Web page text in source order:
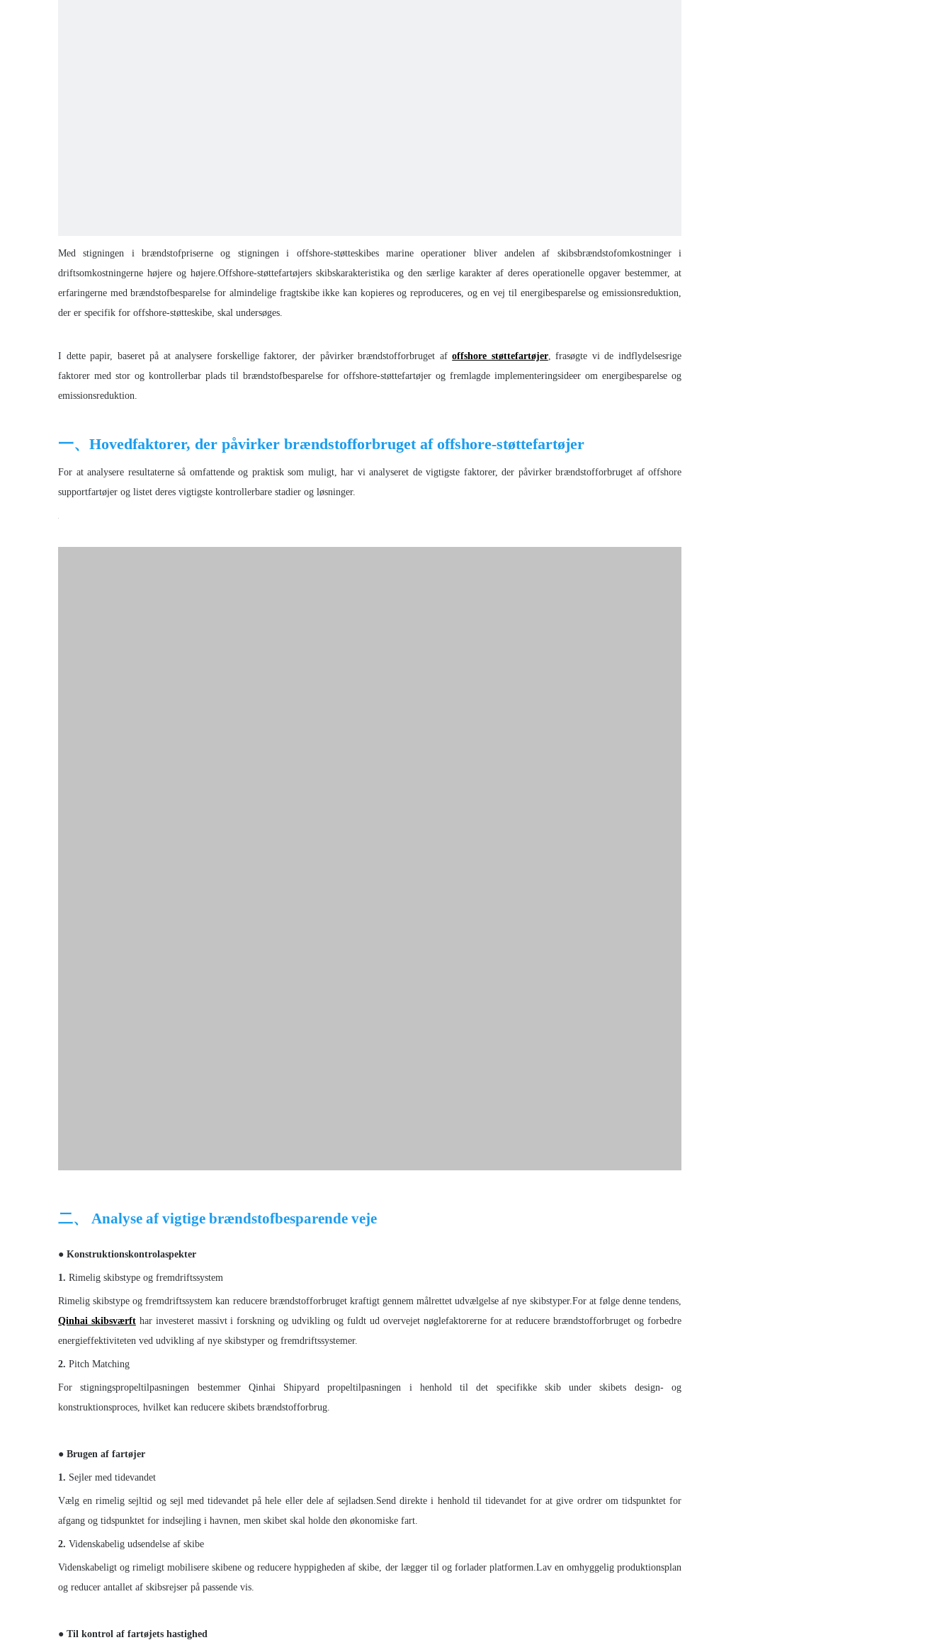
Med stigningen i brændstofpriserne og stigningen i offshore-støtteskibes marine operationer bliver andelen af ​​skibsbrændstofomkostninger i
driftsomkostningerne højere og højere.Offshore-støttefartøjers skibskarakteristika og den særlige karakter af deres operationelle opgaver bestemmer, at
erfaringerne med brændstofbesparelse for almindelige fragtskibe ikke kan kopieres og reproduceres, og en vej til energibesparelse og emissionsreduktion,
der er specifik for offshore-støtteskibe, skal undersøges.
I dette papir, baseret på at analysere forskellige faktorer, der påvirker brændstofforbruget afoffshore støttefartøjer, frasøgte vi de indflydelsesrige
faktorer med stor og kontrollerbar plads til brændstofbesparelse for offshore-støttefartøjer og fremlagde implementeringsideer om energibesparelse og
emissionsreduktion.
一、Hovedfaktorer, der påvirker brændstofforbruget af offshore-støttefartøjer
For at analysere resultaterne så omfattende og praktisk som muligt, har vi analyseret de vigtigste faktorer, der påvirker brændstofforbruget af offshore
supportfartøjer og listet deres vigtigste kontrollerbare stadier og løsninger.
二、 Analyse af vigtige brændstofbesparende veje
● Konstruktionskontrolaspekter
1. Rimelig skibstype og fremdriftssystem
Rimelig skibstype og fremdriftssystem kan reducere brændstofforbruget kraftigt gennem målrettet udvælgelse af nye skibstyper.For at følge denne tendens,
Qinhai skibsværfthar investeret massivt i forskning og udvikling og fuldt ud overvejet nøglefaktorerne for at reducere brændstofforbruget og forbedre
energieffektiviteten ved udvikling af nye skibstyper og fremdriftssystemer.
2. Pitch Matching
For stigningspropeltilpasningen bestemmer Qinhai Shipyard propeltilpasningen i henhold til det specifikke skib under skibets design- og
konstruktionsproces, hvilket kan reducere skibets brændstofforbrug.
● Brugen af ​​fartøjer
1. Sejler med tidevandet
Vælg en rimelig sejltid og sejl med tidevandet på hele eller dele af sejladsen.Send direkte i henhold til tidevandet for at give ordrer om tidspunktet for
afgang og tidspunktet for indsejling i havnen, men skibet skal holde den økonomiske fart.
2. Videnskabelig udsendelse af skibe
Videnskabeligt og rimeligt mobilisere skibene og reducere hyppigheden af ​​skibe, der lægger til og forlader platformen.Lav en omhyggelig produktionsplan
og reducer antallet af skibsrejser på passende vis.
● Til kontrol af fartøjets hastighed